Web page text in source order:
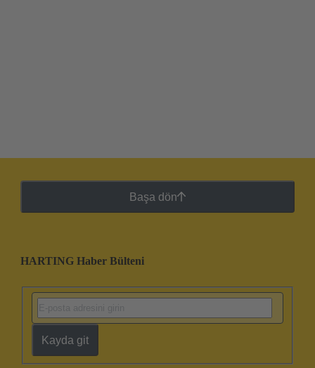
Başa dön
HARTING Haber Bülteni
Kayda git